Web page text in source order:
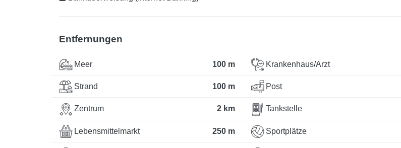
Entfernungen
Meer 100 m
Strand 100 m
Zentrum 2 km
Lebensmittelmarkt 250 m
Krankenhaus/Arzt
Post
Tankstelle
Sportplätze